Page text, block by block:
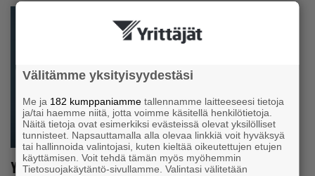
Yrittäjien esitys etenee: YEL-siirtymäaika
Välitämme yksityisyydestäsi
Me ja 182 kumppaniamme tallennamme laitteeseesi tietoja
ja/tai haemme niitä, jotta voimme käsitellä henkilötietoja.
Näitä tietoja ovat esimerkiksi evästeissä olevat yksilölliset
tunnisteet. Napsauttamalla alla olevaa linkkiä voit hyväksyä
tai hallinnoida valintojasi, kuten kieltää oikeutettujen etujen
käyttämisen. Voit tehdä tämän myös myöhemmin
Tietosuojakäytäntö-sivullamme. Valintasi välitetään